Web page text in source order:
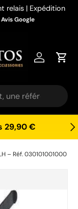
relais | Expédition
Google
Se
29,90 €
– Réf. 030101001000